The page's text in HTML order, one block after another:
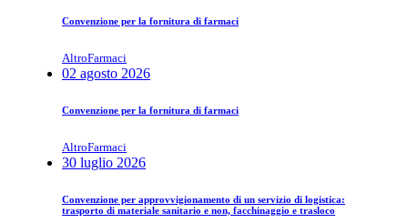
Convenzione per la fornitura di farmaci
AltroFarmaci
02 agosto 2026
Convenzione per la fornitura di farmaci
AltroFarmaci
30 luglio 2026
Convenzione per approvvigionamento di un servizio di logistica:
trasporto di materiale sanitario e non, facchinaggio e trasloco